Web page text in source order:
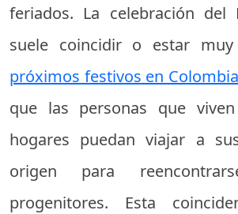
feriados. La celebración del
suele coincidir o estar
próximos festivos en Colombia
que las personas que
hogares puedan viajar a
origen para
progenitores. Esta